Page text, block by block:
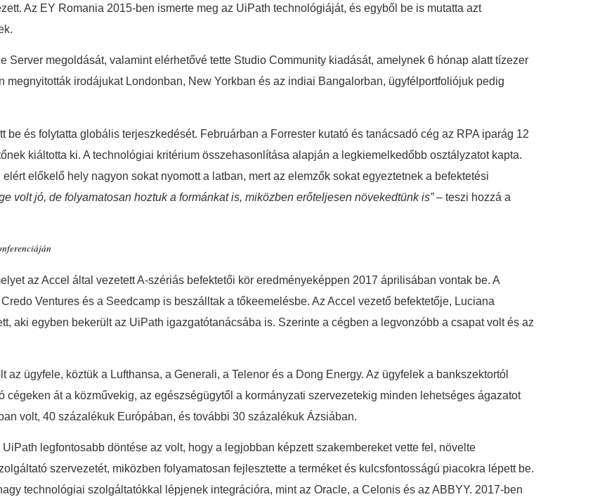
Az EY Romania 2015-ben ismerte meg az UiPath technológiáját, és egyből be is mutatta azt
Server megoldását, valamint elérhetővé tette Studio Community kiadását, amelynek 6 hónap alatt tízezer
irodájukat Londonban, New Yorkban és az indiai Bangalorban, ügyfélportfoliójuk pedig
és folytatta globális terjeszkedését. Februárban a Forrester kutató és tanácsadó cég az RPA iparág 12
kiáltotta ki. A technológiai kritérium összehasonlítása alapján a legkiemelkedőbb osztályzatot kapta.
előkelő hely nagyon sokat nyomott a latban, mert az elemzők sokat egyeztetnek a befektetési
volt jó, de folyamatosan hoztuk a formánkat is, miközben erőteljesen növekedtünk is”– teszi hozzá a
az Accel által vezetett A-szériás befektetői kör eredményeképpen 2017 áprilisában vontak be. A
Ventures és a Seedcamp is beszálltak a tőkeemelésbe. Az Accel vezető befektetője, Luciana
aki egyben bekerült az UiPath igazgatótanácsába is. Szerinte a cégben a legvonzóbb a csapat volt és az
ügyfele, köztük a Lufthansa, a Generali, a Telenor és a Dong Energy. Az ügyfelek a bankszektortól
cégeken át a közművekig, az egészségügytől a kormányzati szervezetekig minden lehetséges ágazatot
volt, 40 százalékuk Európában, és további 30 százalékuk Ázsiában.
legfontosabb döntése az volt, hogy a legjobban képzett szakembereket vette fel, növelte
szervezetét, miközben folyamatosan fejlesztette a terméket és kulcsfontosságú piacokra lépett be.
technológiai szolgáltatókkal lépjenek integrációra, mint az Oracle, a Celonis és az ABBYY. 2017-ben